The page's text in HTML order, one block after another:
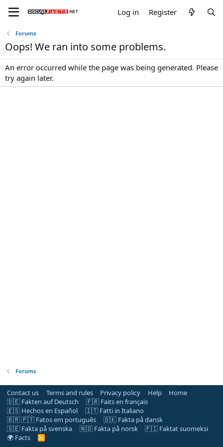
Log in Register
Forums
Oops! We ran into some problems.
An error occurred while the page was being generated. Please
try again later.
Forums
Contact us Terms and rules Privacy policy Help
Home
🇩🇪 Fakten auf Deutsch
🇫🇷 Faits en français
🇪🇸 Hechos en Español
🇮🇹 Fatti in Italiano
🇧🇷 🇵🇹 Fatos em português
🇩🇰 Fakta på dansk
🇸🇪 Fakta på svenska
🇳🇴 Fakta på norsk
🇫🇮 Faktat suomeksi
🌍 Facts
R